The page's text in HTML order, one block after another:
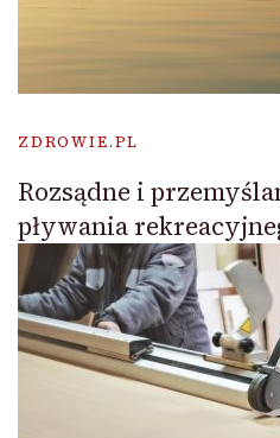
ZDROWIE.PL
Rozsądne i
pływania